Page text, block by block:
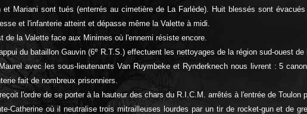
Mariani sont tués (enterrés au cimetière de La Farlède). Huit blessés sont
et l'infanterie atteint et dépasse même la Valette à midi.
la Valette face aux Minimes où l'ennemi résiste encore.
du bataillon Gauvin (6e R.T.S.) effectuent les nettoyages de la région sud-ouest de
avec les sous-lieutenants Van Ruymbeke et Rynderknech nous livrent : 5
fait de nombreux prisonniers.
l'ordre de se porter à la hauteur des chars du R.I.C.M. arrêtés à l'entrée de Toulon
Catherine où il neutralise trois mitrailleuses lourdes par un tir de rocket-gun et